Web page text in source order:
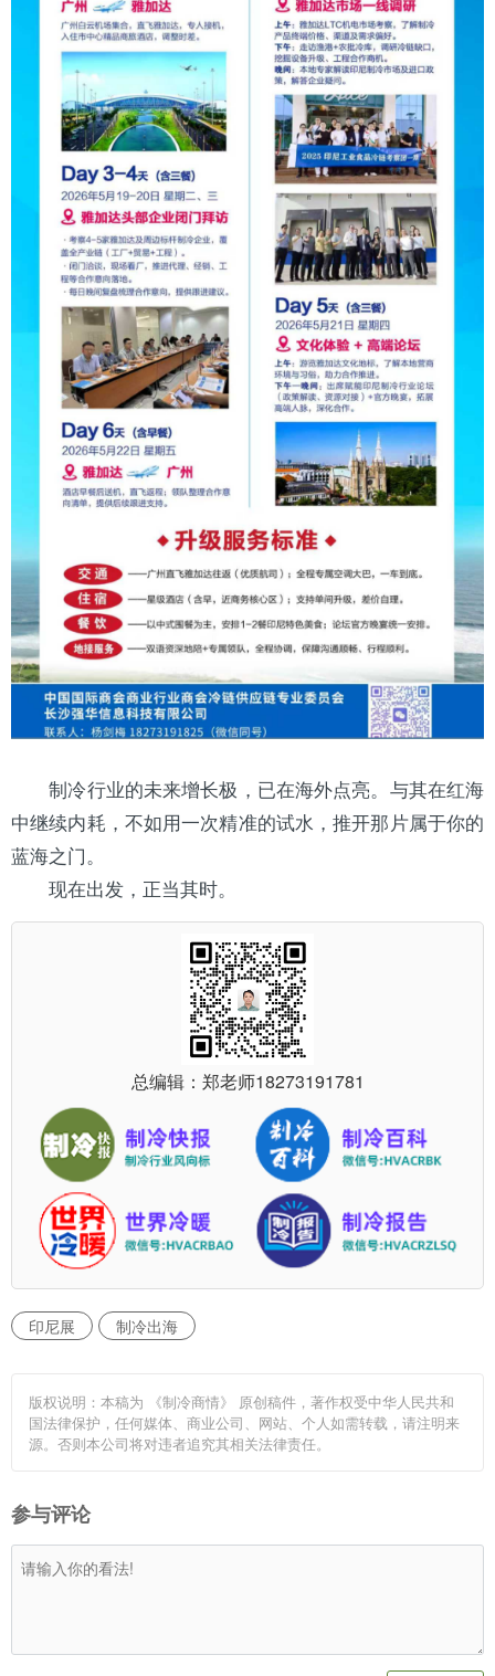
制冷行业的未来增长极，已在海外点亮。与其在红海
中继续内耗，不如用一次精准的试水，推开那片属于你的
蓝海之门。
现在出发，正当其时。
总编辑：郑老师18273191781
印尼展 制冷出海
版权说明：本稿为 《制冷商情》 原创稿件，著作权受中华人民共和
国法律保护，任何媒体、商业公司、网站、个人如需转载，请注明来
源。否则本公司将对违者追究其相关法律责任。
参与评论